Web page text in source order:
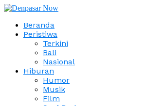
Beranda
Peristiwa
Terkini
Bali
Nasional
Hiburan
Humor
Musik
Film